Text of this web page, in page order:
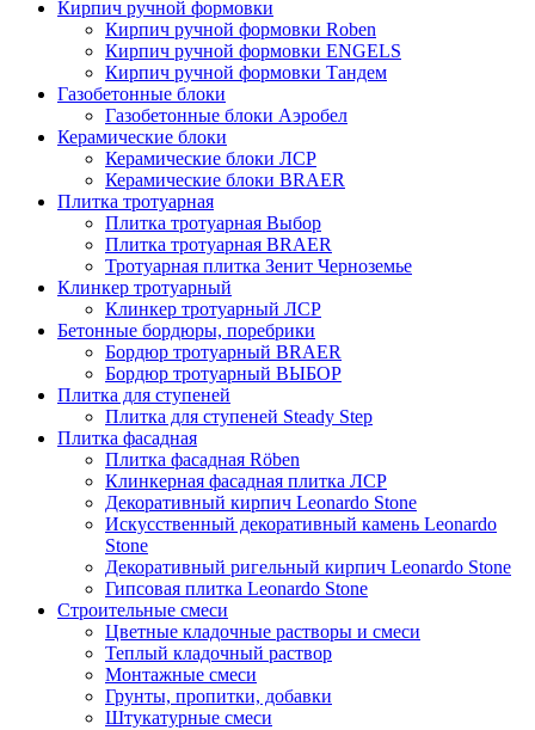
Кирпич ручной формовки
Кирпич ручной формовки Roben
Кирпич ручной формовки ENGELS
Кирпич ручной формовки Тандем
Газобетонные блоки
Газобетонные блоки Аэробел
Керамические блоки
Керамические блоки ЛСР
Керамические блоки BRAER
Плитка тротуарная
Плитка тротуарная Выбор
Плитка тротуарная BRAER
Тротуарная плитка Зенит Черноземье
Клинкер тротуарный
Клинкер тротуарный ЛСР
Бетонные бордюры, поребрики
Бордюр тротуарный BRAER
Бордюр тротуарный ВЫБОР
Плитка для ступеней
Плитка для ступеней Steady Step
Плитка фасадная
Плитка фасадная Röben
Клинкерная фасадная плитка ЛСР
Декоративный кирпич Leonardo Stone
Искусственный декоративный камень Leonardo
Stone
Декоративный ригельный кирпич Leonardo Stone
Гипсовая плитка Leonardo Stone
Строительные смеси
Цветные кладочные растворы и смеси
Теплый кладочный раствор
Монтажные смеси
Грунты, пропитки, добавки
Штукатурные смеси